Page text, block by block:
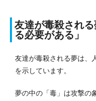
友達が毒殺され
る必要がある」
友達が毒殺される夢は、
を示しています。
夢の中の「毒」は攻撃の